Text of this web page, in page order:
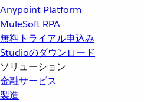
Anypoint Platform
MuleSoft RPA
無料トライアル申込み
Studioのダウンロード
ソリューション
金融サービス
製造